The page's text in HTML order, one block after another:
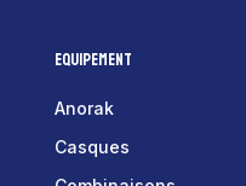
Equipement
Anorak
Casques